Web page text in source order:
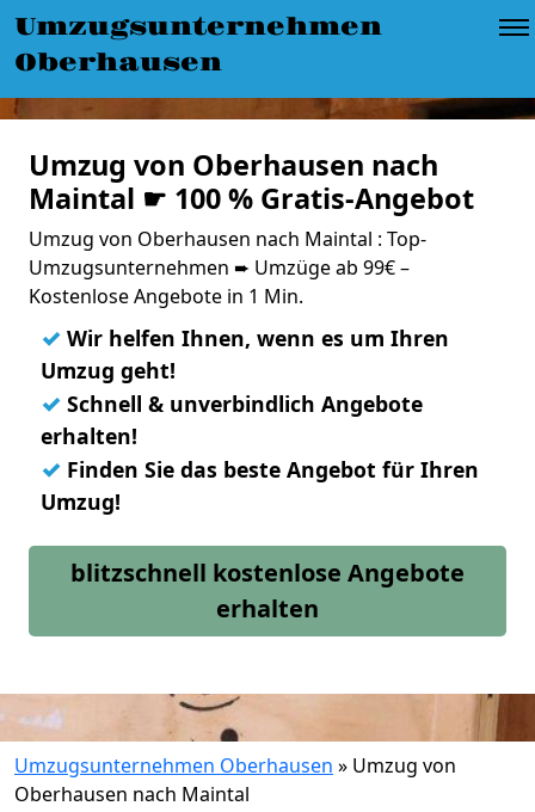
Umzugsunternehmen
Oberhausen
Umzug von Oberhausen nach
Maintal ☛ 100 % Gratis-Angebot
Umzug von Oberhausen nach Maintal : Top-
Umzugsunternehmen ➨ Umzüge ab 99€ –
Kostenlose Angebote in 1 Min.
✓ Wir helfen Ihnen, wenn es um Ihren
Umzug geht!
✓ Schnell & unverbindlich Angebote
erhalten!
✓ Finden Sie das beste Angebot für Ihren
Umzug!
blitzschnell kostenlose Angebote
erhalten
Umzugsunternehmen Oberhausen » Umzug von
Oberhausen nach Maintal